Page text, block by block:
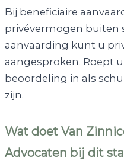
Bij beneficiaire
privévermogen buiten
aanvaarding kunt u
aangesproken. Roept
beoordeling in als
zijn.
Wat doet Van
Advocaten bij dit